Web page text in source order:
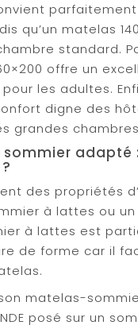
qu’un matelas
standard.
offre un
les adultes.
digne des
grandes
sommier
des propriétés
à lattes ou
à lattes est
de forme car il
matelas-
posé sur un